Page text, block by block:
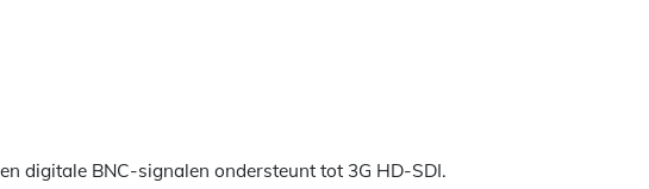
digitale BNC-signalen ondersteunt tot 3G HD-SDI.